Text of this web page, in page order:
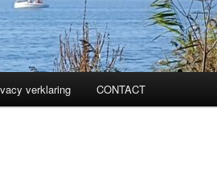
verklaring CONTACT